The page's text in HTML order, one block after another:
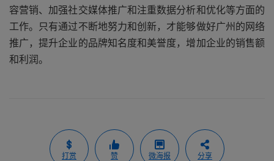
容营销、加强社交媒体推广和注重数据分析和优化等方面的
工作。只有通过不断地努力和创新，才能够做好广州的网络
推广，提升企业的品牌知名度和美誉度，增加企业的销售额
和利润。
打赏 赞 微海报 分享